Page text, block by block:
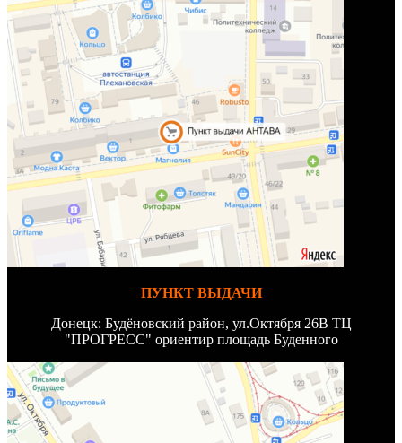
ПУНКТ ВЫДАЧИ
Донецк: Будёновский район, ул.Октября 26В ТЦ
"ПРОГРЕСС" ориентир площадь Буденного